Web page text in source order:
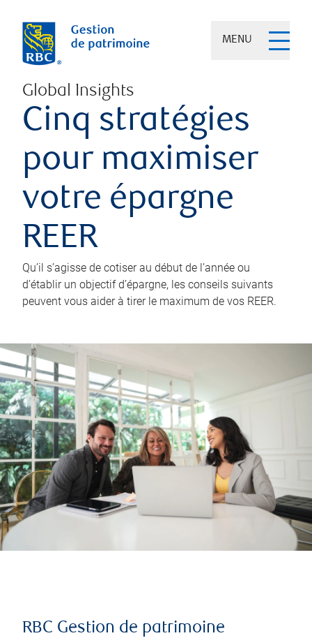
MENU
Global Insights
Cinq stratégies
pour maximiser
votre épargne
REER
Qu’il s’agisse de cotiser au début de l’année ou
d’établir un objectif d’épargne, les conseils suivants
peuvent vous aider à tirer le maximum de vos REER.
RBC Gestion de patrimoine